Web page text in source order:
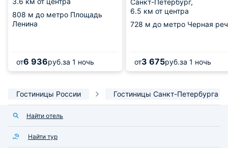
808 м до метро Площадь
Ленина
от6 936руб.за 1 ночь
Санкт-Петербург,
6.5 км от центра
728 м до метро Черная
от3 675руб.за 1 ночь
Гостиницы России Гостиницы Санкт-Петербурга
Найти отель
Найти тур